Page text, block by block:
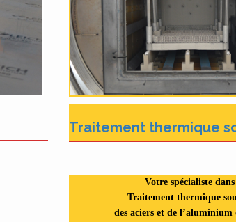
Traitement thermique
Votre spécialiste dans
Traitement thermique
des aciers et de l’aluminium